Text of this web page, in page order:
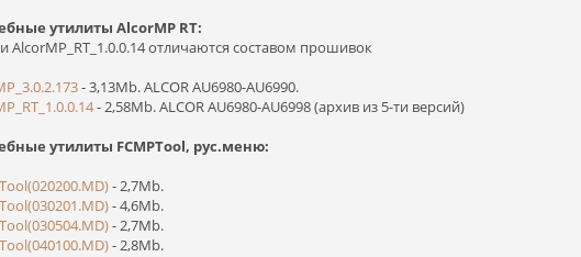
утилиты AlcorMP RT:
AlcorMP_RT_1.0.0.14 отличаются составом прошивок
- 3,13Mb. ALCOR AU6980-AU6990.
- 2,58Mb. ALCOR AU6980-AU6998 (архив из 5-ти версий)
утилиты FCMPTool, рус.меню:
- 2,7Mb.
- 4,6Mb.
- 2,7Mb.
- 2,8Mb.